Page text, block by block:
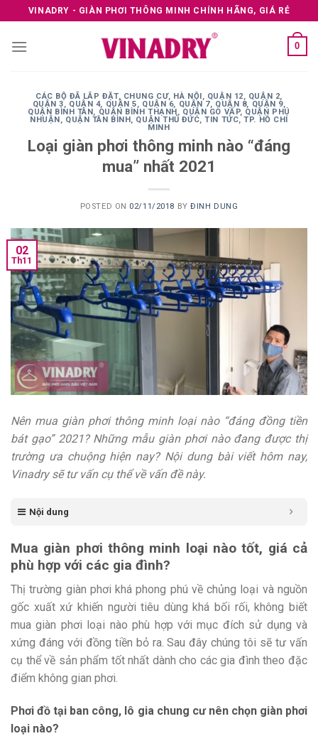
to
content
VINADRY - GIÀN PHƠI THÔNG MINH CHÍNH HÃNG, GIÁ RẺ
0
CÁC BỘ ĐÃ LẮP ĐẶT, CHUNG CƯ, HÀ NỘI, QUẬN 12, QUẬN 2,
QUẬN 3, QUẬN 4, QUẬN 5, QUẬN 6, QUẬN 7, QUẬN 8, QUẬN 9,
QUẬN BÌNH TÂN, QUẬN BÌNH THẠNH, QUẬN GÒ VẤP, QUẬN PHÚ
NHUẬN, QUẬN TÂN BÌNH, QUẬN THỦ ĐỨC,TIN TỨC,TP. HỒ CHÍ
MINH
Loại giàn phơi thông minh nào “đáng
mua” nhất 2021
POSTED ON 02/11/2018 BYĐINH DUNG
02
Th11
Nên mua giàn phơi thông minh loại nào “đáng đồng tiền
bát gạo” 2021? Những mẫu giàn phơi nào đang được thị
trường ưa chuộng hiện nay? Nội dung bài viết hôm nay,
Vinadry sẽ tư vấn cụ thể về vấn đề này.
Nội dung
Mua giàn phơi thông minh loại nào tốt, giá cả
phù hợp với các gia đình?
Thị trường giàn phơi khá phong phú về chủng loại và nguồn
gốc xuất xứ khiến người tiêu dùng khá bối rối, không biết
mua giàn phơi loại nào phù hợp với mục đích sử dụng và
xứng đáng với đồng tiền bỏ ra. Sau đây chúng tôi sẽ tư vấn
cụ thể về sản phẩm tốt nhất dành cho các gia đình theo đặc
điểm không gian phơi.
Phơi đồ tại ban công, lô gia chung cư nên chọn giàn phơi
loại nào?